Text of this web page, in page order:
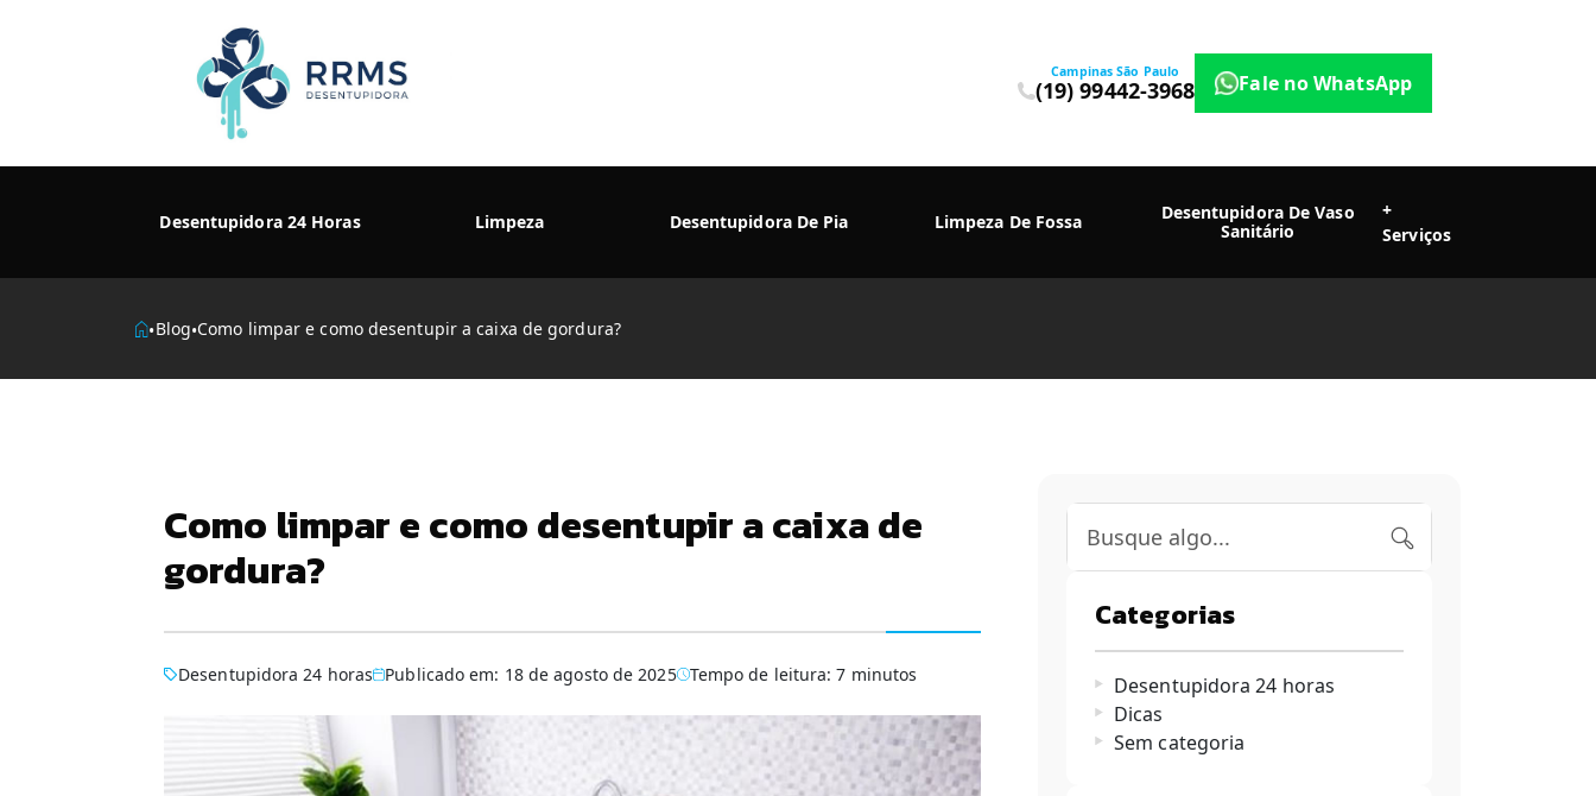
Campinas São Paulo
(19) 99442-3968 Fale no WhatsApp
Desentupidora 24 Horas Limpeza Desentupidora De Pia Limpeza De Fossa
Desentupidora De Vaso
Sanitário
+
Serviços
•Blog•Como limpar e como desentupir a caixa de gordura?
Como limpar e como desentupir a caixa de
gordura?
Desentupidora 24 horas Publicado em: 18 de agosto de 2025 Tempo de leitura: 7 minutos
Categorias
Desentupidora 24 horas
Dicas
Sem categoria